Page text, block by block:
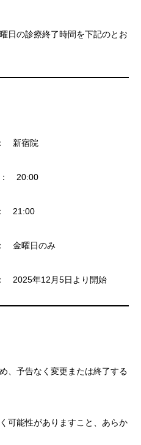
日の診療終了時間を下記のとお
院
： 20:00
21:00
日のみ
月5日より開始
、予告なく変更または終了する
可能性がありますこと、あらか